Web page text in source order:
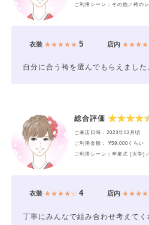
ご利用シーン：その他／袴の
衣装★★★★★ 5 店内
自分に合う袴を選んでもらえました
総合評価
ご来店日時：2023年02月頃
ご利用金額： ¥59,000くらい
ご利用シーン：卒業式 (大学)
衣装★★★★☆ 4 店内
丁寧にみんなで組み合わせ考えて